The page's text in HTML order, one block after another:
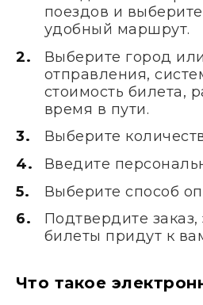
поездов и
удобный маршрут.
Выберите город
отправления,
стоимость билета,
время в пути.
Выберите
Введите
Выберите способ
Подтвердите
билеты придут к
Что такое